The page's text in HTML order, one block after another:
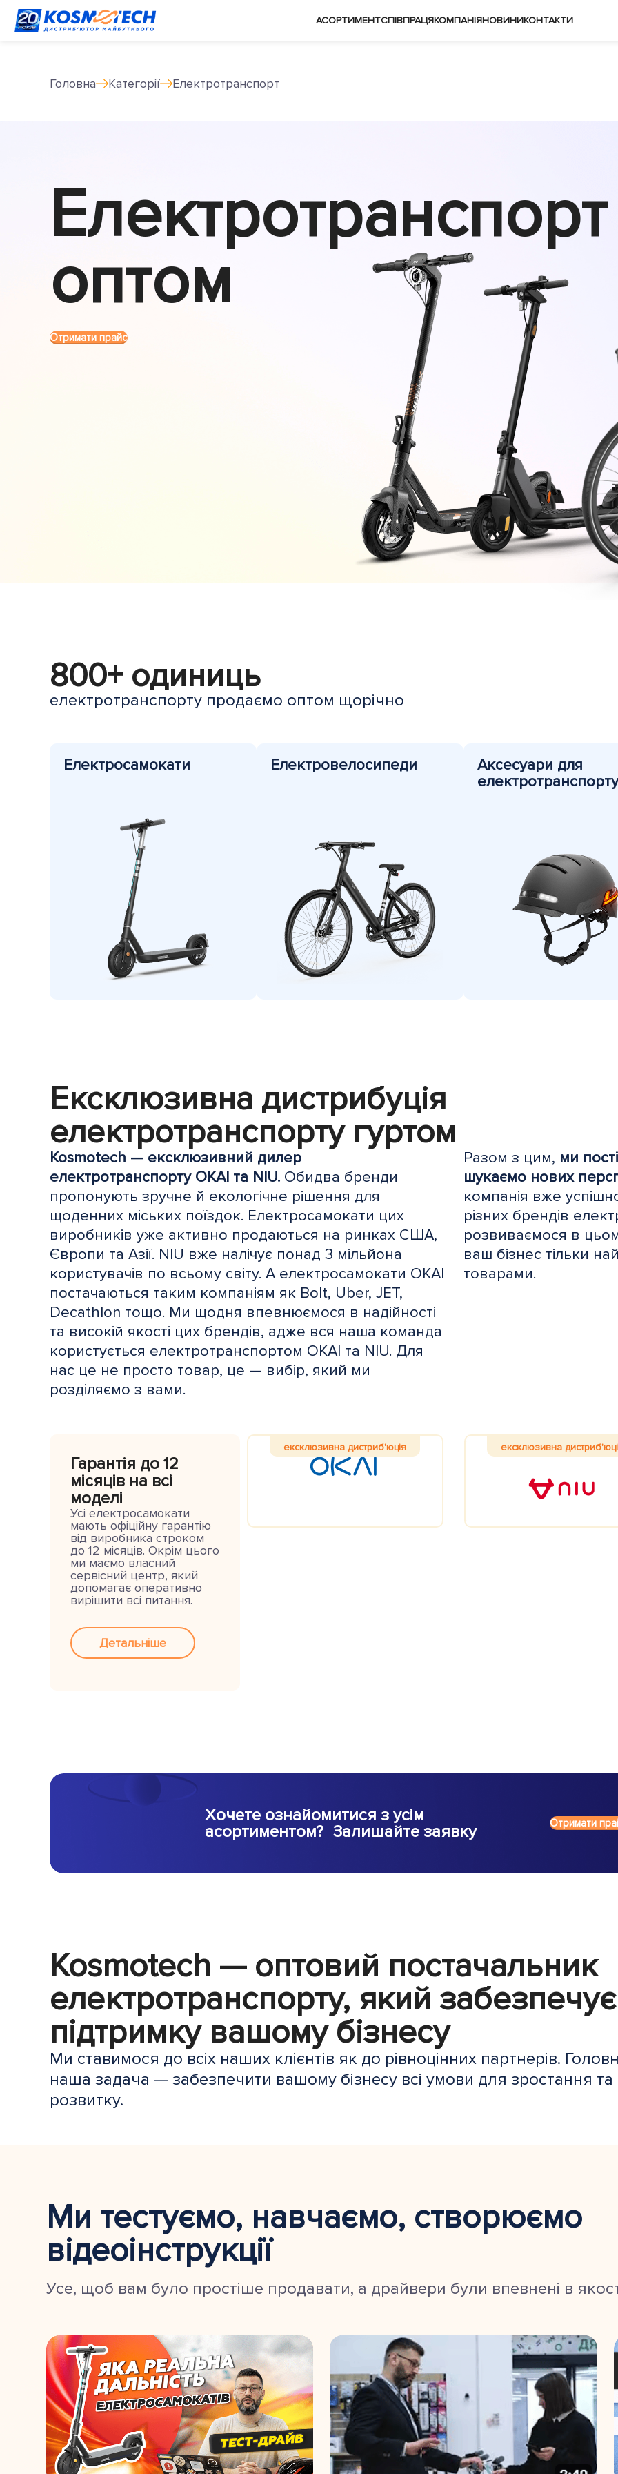
АСОРТИМЕНТСПІВПРАЦЯКОМПАНІЯНОВИНИКОНТАКТИ
Головна Категорії Електротранспорт
Електротранспорт
оптом
Отримати прайс
800+ одиниць
електротранспорту продаємо оптом щорічно
Електросамокати Електровелосипеди
Аксесуари для
електротранспорту
Ексклюзивна дистрибуція
електротранспорту гуртом
Kosmotech — ексклюзивний дилер
електротранспорту OKAI та NIU. Обидва бренди
пропонують зручне й екологічне рішення для
щоденних міських поїздок. Електросамокати цих
виробників уже активно продаються на ринках США,
Європи та Азії. NIU вже налічує понад 3 мільйона
користувачів по всьому світу. А електросамокати OKAI
постачаються таким компаніям як Bolt, Uber, JET,
Decathlon тощо. Ми щодня впевнюємося в надійності
та високій якості цих брендів, адже вся наша команда
користується електротранспортом OKAI та NIU. Для
нас це не просто товар, це — вибір, який ми
розділяємо з вами.
Разом з цим, ми
шукаємо нових
компанія вже
різних брендів
розвиваємося в
ваш бізнес тільки
товарами.
Гарантія до 12
місяців на всі
моделі
Усі електросамокати
мають офіційну гарантію
від виробника строком
до 12 місяців. Окрім цього
ми маємо власний
сервісний центр, який
допомагає оперативно
вирішити всі питання.
Детальніше
ексклюзивна дистриб'юція ексклюзивна
Хочете ознайомитися з усім
асортиментом? Залишайте заявку
Отримати
Kosmotech — оптовий постачальник
електротранспорту, який
підтримку вашому бізнесу
Ми ставимося до всіх наших клієнтів як до рівноцінних партнерів.
наша задача — забезпечити вашому бізнесу всі умови для зростання та
розвитку.
Ми тестуємо, навчаємо, створюємо
відеоінструкції
Усе, щоб вам було простіше продавати, а драйвери були впевнені в